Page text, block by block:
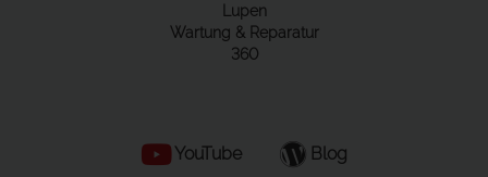
Lupen
Wartung & Reparatur
360
YouTube Blog